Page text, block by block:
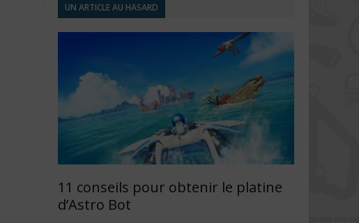
UN ARTICLE AU HASARD
11 conseils pour obtenir le platine
d’Astro Bot